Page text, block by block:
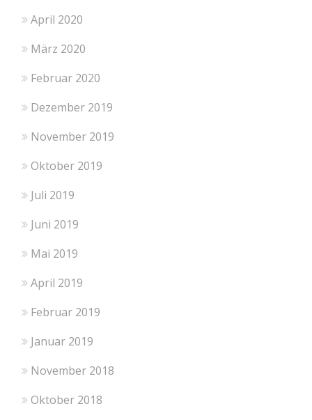
April 2020
März 2020
Februar 2020
Dezember 2019
November 2019
Oktober 2019
Juli 2019
Juni 2019
Mai 2019
April 2019
Februar 2019
Januar 2019
November 2018
Oktober 2018